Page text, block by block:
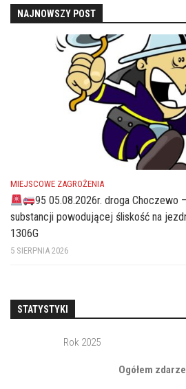
NAJNOWSZY POST
MIEJSCOWE ZAGROŻENIA
95 05.08.2026r. droga Choczewo
substancji powodującej śliskość na
1306G
5 SIERPNIA 2026
STATYSTYKI
Rok 2025
Ogółem